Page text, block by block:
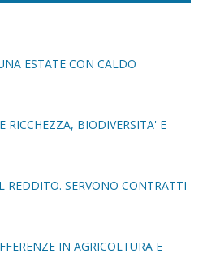
ESTATE CON CALDO
BIODIVERSITA' E
SERVONO CONTRATTI
IN AGRICOLTURA E